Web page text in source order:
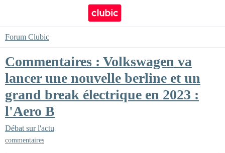
Forum Clubic
Commentaires : Volkswagen va
lancer une nouvelle berline et un
grand break électrique en 2023 :
l'Aero B
Débat sur l'actu
commentaires